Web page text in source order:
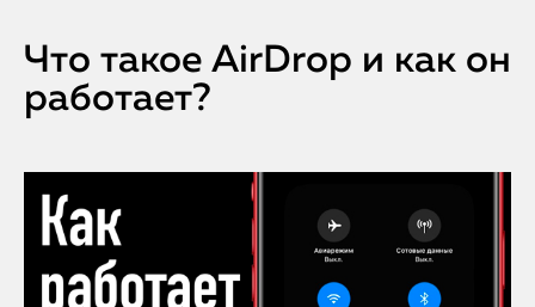
Что такое AirDrop и как он
работает?